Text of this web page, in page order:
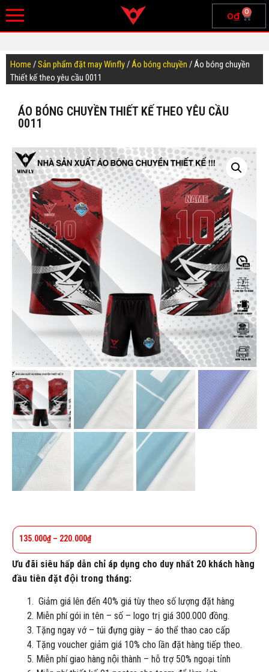
0₫ 0
Home /Sản phẩm đặt may Winfly/Áo bóng chuyền / Áo bóng chuyền
Thiết kế theo yêu cầu 0011
ÁO BÓNG CHUYỀN THIẾT KẾ THEO YÊU CẦU
0011
135.000₫ – 220.000₫
Ưu đãi siêu hấp dẫn chỉ áp dụng cho duy nhất 20 khách hàng
đầu tiên đặt đội trong tháng:
Giảm giá lên đến 40% giá tùy theo số lượng đặt hàng
Miễn phí gói in tên – số – logo trị giá 300.000 đồng.
Tặng ngay vớ – túi đựng giày – áo thể thao cao cấp
Tặng voucher giảm giá 10% cho lần đặt hàng tiếp theo.
Miễn phí giao hàng nội thành – hỗ trợ 50% ngoại tỉnh